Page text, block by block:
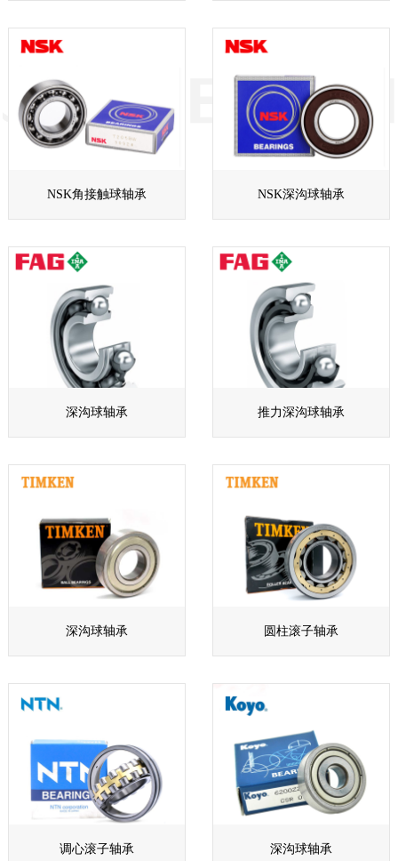
NSK角接触球轴承 NSK深沟球轴承
深沟球轴承 推力深沟球轴承
深沟球轴承 圆柱滚子轴承
调心滚子轴承 深沟球轴承